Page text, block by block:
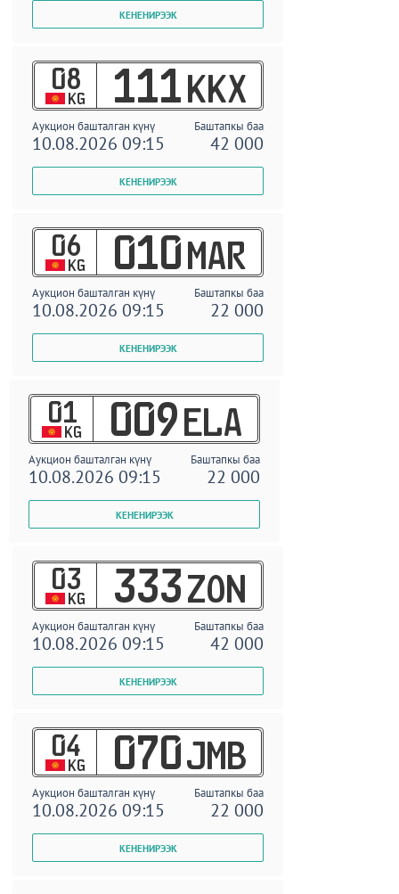
08
KG 111 KKX
Аукцион башталган күнү Баштапкы баа
10.08.2026 09:15 42 000
06
KG 010 MAR
Аукцион башталган күнү Баштапкы баа
10.08.2026 09:15 22 000
01
KG 009 ELA
Аукцион башталган күнү Баштапкы баа
10.08.2026 09:15 22 000
03
KG 333 ZON
Аукцион башталган күнү Баштапкы баа
10.08.2026 09:15 42 000
04
KG 070 JMB
Аукцион башталган күнү Баштапкы баа
10.08.2026 09:15 22 000